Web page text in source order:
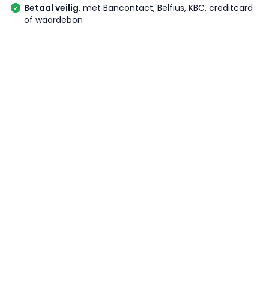
Betaal veilig, met Bancontact, Belfius, KBC, creditcard
of waardebon